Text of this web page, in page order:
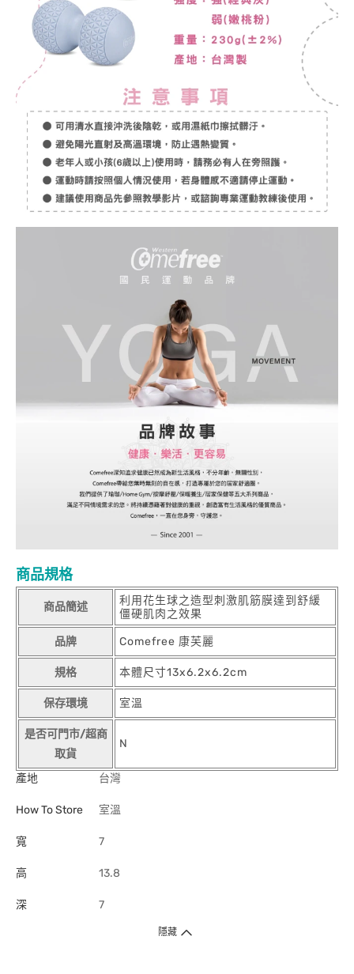
商品規格
商品簡述
利用花生球之造型刺激肌筋膜達到舒緩
僵硬肌肉之效果
品牌 Comefree 康芙麗
規格 本體尺寸13x6.2x6.2cm
保存環境 室溫
是否可門市/超商
取貨
N
產地 台灣
How To Store 室溫
寬 7
高 13.8
深 7
隱藏